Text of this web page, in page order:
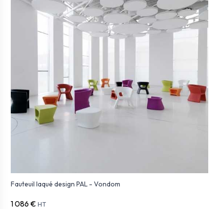
Fauteuil laqué design PAL - Vondom
1 086 € HT